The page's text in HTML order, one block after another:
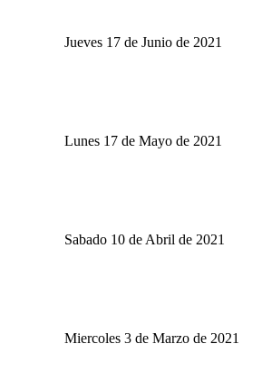
Jueves 17 de Junio de 2021
Lunes 17 de Mayo de 2021
Sabado 10 de Abril de 2021
Miercoles 3 de Marzo de 2021